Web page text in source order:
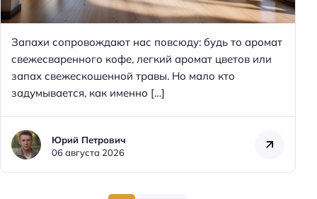
Запахи сопровождают нас повсюду: будь то аромат
свежесваренного кофе, легкий аромат цветов или
запах свежескошенной травы. Но мало кто
задумывается, как именно […]
Юрий Петрович
06 августа 2026